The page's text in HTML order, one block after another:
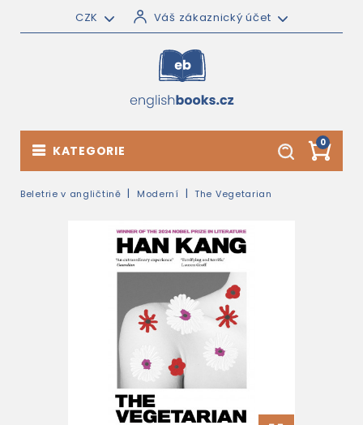
CZK Váš zákaznický účet
0
KATEGORIE
Beletrie v angličtině Moderní The Vegetarian